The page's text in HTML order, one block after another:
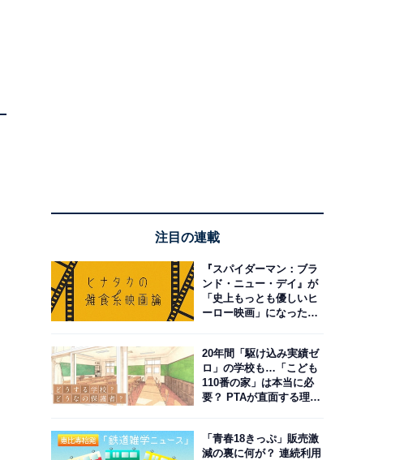
注目の連載
『スパイダーマン：ブラ
ンド・ニュー・デイ』が
「史上もっとも優しいヒ
ーロー映画」になった理
20年間「駆け込み実績ゼ
ロ」の学校も…「こども
110番の家」は本当に必
要？ PTAが直面する理想
「青春18きっぷ」販売激
減の裏に何が？ 連続利用